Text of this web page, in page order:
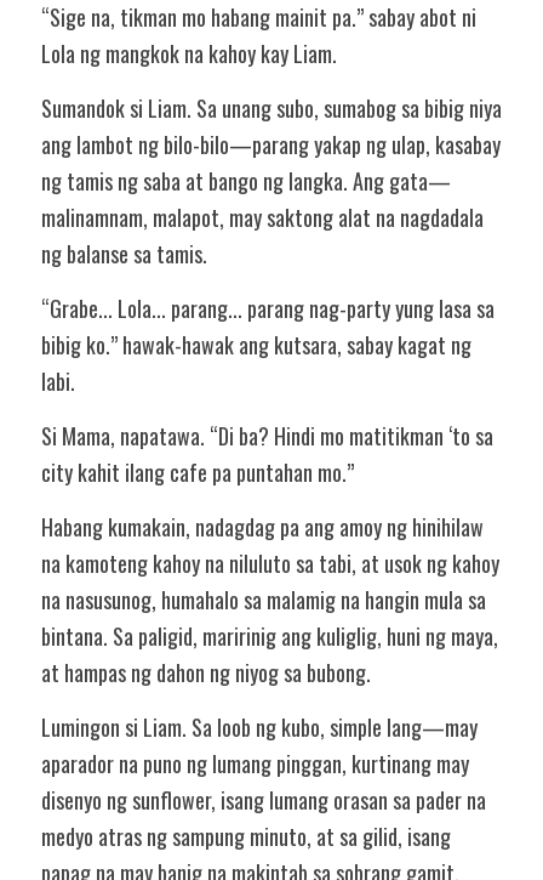
“Sige na, tikman mo habang mainit pa.” sabay abot ni
Lola ng mangkok na kahoy kay Liam.
Sumandok si Liam. Sa unang subo, sumabog sa bibig niya
ang lambot ng bilo-bilo—parang yakap ng ulap, kasabay
ng tamis ng saba at bango ng langka. Ang gata—
malinamnam, malapot, may saktong alat na nagdadala
ng balanse sa tamis.
“Grabe... Lola... parang... parang nag-party yung lasa sa
bibig ko.” hawak-hawak ang kutsara, sabay kagat ng
labi.
Si Mama, napatawa. “Di ba? Hindi mo matitikman ‘to sa
city kahit ilang cafe pa puntahan mo.”
Habang kumakain, nadagdag pa ang amoy ng hinihilaw
na kamoteng kahoy na niluluto sa tabi, at usok ng kahoy
na nasusunog, humahalo sa malamig na hangin mula sa
bintana. Sa paligid, maririnig ang kuliglig, huni ng maya,
at hampas ng dahon ng niyog sa bubong.
Lumingon si Liam. Sa loob ng kubo, simple lang—may
aparador na puno ng lumang pinggan, kurtinang may
disenyo ng sunflower, isang lumang orasan sa pader na
medyo atras ng sampung minuto, at sa gilid, isang
papag na may banig na makintab sa sobrang gamit.